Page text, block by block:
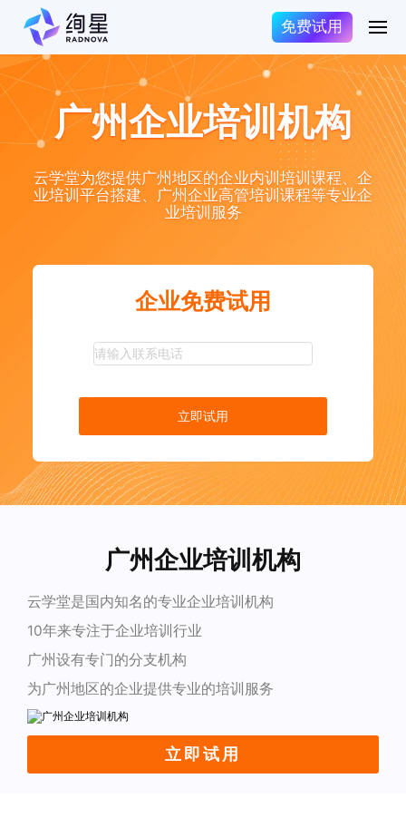
免费试用
广州企业培训机构
云学堂为您提供广州地区的企业内训培训课程、企
业培训平台搭建、广州企业高管培训课程等专业企
业培训服务
企业免费试用
立即试用
广州企业培训机构
云学堂是国内知名的专业企业培训机构
10年来专注于企业培训行业
广州设有专门的分支机构
为广州地区的企业提供专业的培训服务
立即试用